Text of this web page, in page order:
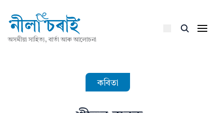
অসমীয়া সাহিত্য, বাৰ্তা আৰু আলোচনা
কবিতা